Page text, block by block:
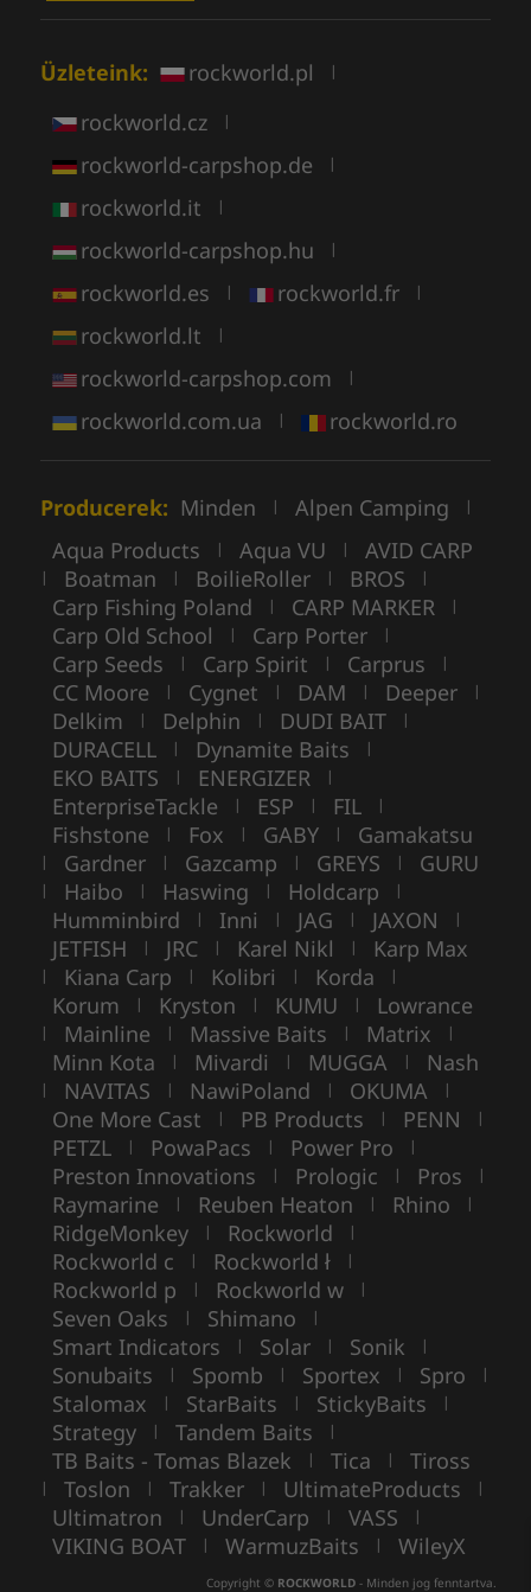
Üzleteink: rockworld.pl |
rockworld.cz |
rockworld-carpshop.de |
rockworld.it |
rockworld-carpshop.hu |
rockworld.es | rockworld.fr |
rockworld.lt |
rockworld-carpshop.com |
rockworld.com.ua | rockworld.ro
Producerek: Minden | Alpen Camping |
Aqua Products | Aqua VU | AVID CARP
| Boatman | BoilieRoller | BROS |
Carp Fishing Poland | CARP MARKER |
Carp Old School | Carp Porter |
Carp Seeds | Carp Spirit | Carprus |
CC Moore | Cygnet | DAM | Deeper |
Delkim | Delphin | DUDI BAIT |
DURACELL | Dynamite Baits |
EKO BAITS | ENERGIZER |
EnterpriseTackle | ESP | FIL |
Fishstone | Fox | GABY | Gamakatsu
| Gardner | Gazcamp | GREYS | GURU
| Haibo | Haswing | Holdcarp |
Humminbird | Inni | JAG | JAXON |
JETFISH | JRC | Karel Nikl | Karp Max
| Kiana Carp | Kolibri | Korda |
Korum | Kryston | KUMU | Lowrance
| Mainline | Massive Baits | Matrix |
Minn Kota | Mivardi | MUGGA | Nash
| NAVITAS | NawiPoland | OKUMA |
One More Cast | PB Products | PENN |
PETZL | PowaPacs | Power Pro |
Preston Innovations | Prologic | Pros |
Raymarine | Reuben Heaton | Rhino |
RidgeMonkey | Rockworld |
Rockworld c | Rockworld ł |
Rockworld p | Rockworld w |
Seven Oaks | Shimano |
Smart Indicators | Solar | Sonik |
Sonubaits | Spomb | Sportex | Spro |
Stalomax | StarBaits | StickyBaits |
Strategy | Tandem Baits |
TB Baits - Tomas Blazek | Tica | Tiross
| Toslon | Trakker | UltimateProducts |
Ultimatron | UnderCarp | VASS |
VIKING BOAT | WarmuzBaits | WileyX
Copyright © ROCKWORLD - Minden jog fenntartva.